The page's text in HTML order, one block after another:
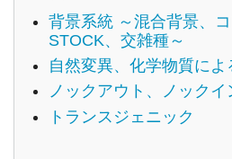
背景系統 ～混合背景、コ
STOCK、交雑種～
自然変異、化学物質によ
ノックアウト、ノックイ
トランスジェニック